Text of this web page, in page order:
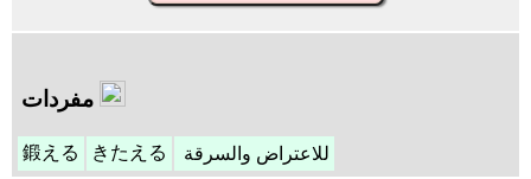
鍛える きたえる للاعتراض والسرقة